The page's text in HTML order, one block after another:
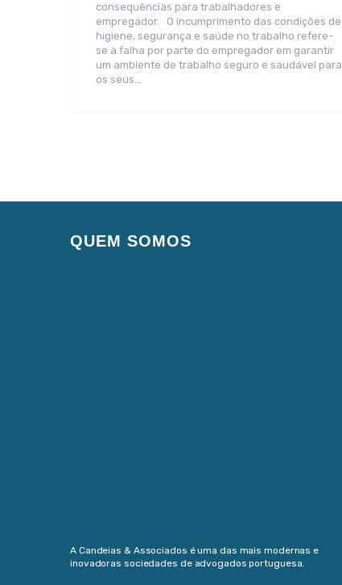
consequências para trabalhadores e
empregador. O incumprimento das condições de
higiene, segurança e saúde no trabalho refere-
se à falha por parte do empregador em garantir
um ambiente de trabalho seguro e saudável para
os seus…
QUEM SOMOS
A Candeias & Associados é uma das mais modernas e
inovadoras sociedades de advogados portuguesa.